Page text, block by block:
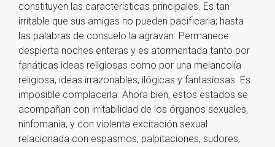
constituyen las características principales. Es tan
irritable que sus amigas no pueden pacificarla; hasta
las palabras de consuelo la agravan. Permanece
despierta noches enteras y es atormentada tanto por
fanáticas ideas religiosas como por una melancolía
religiosa, ideas irrazonables, ilógicas y fantasiosas. Es
imposible complacerla. Ahora bien, estos estados se
acompañan con irritabilidad de los órganos sexuales,
ninfomanía, y con violenta excitación sexual
relacionada con espasmos, palpitaciones, sudores,